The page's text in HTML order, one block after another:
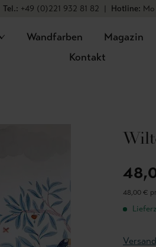
Tel.: +49 (0)221 932 81 82 | Hotline: Mo
Wandfarben Magazin
Kontakt
48,00 €